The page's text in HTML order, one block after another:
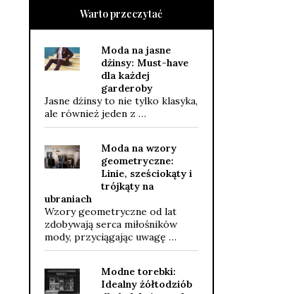
Warto przeczytać
Moda na jasne
dżinsy: Must-have
dla każdej
garderoby
Jasne dżinsy to nie tylko klasyka,
ale również jeden z …
Moda na wzory
geometryczne:
Linie, sześciokąty i
trójkąty na
ubraniach
Wzory geometryczne od lat
zdobywają serca miłośników
mody, przyciągając uwagę …
Modne torebki:
Idealny żółtodziób